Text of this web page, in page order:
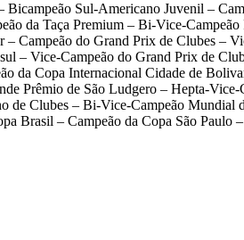
Sul-Americano Juvenil –
da Taça Premium – Bi-Vice-
Campeão do Grand Prix de Clubes –
– Vice-Campeão do Grand Prix de
da Copa Internacional Cidade de
Prêmio de São Ludgero – Hepta-
de Clubes – Bi-Vice-Campeão
Brasil – Campeão da Copa São